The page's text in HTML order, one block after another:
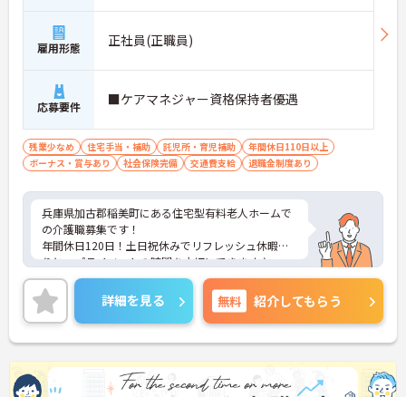
雇用形態 正社員(正職員)
応募要件 ■ケアマネジャー資格保持者優遇
残業少なめ 住宅手当・補助 託児所・育児補助
年間休日110日以上
ボーナス・賞与あり
社会保険完備 交通費支給 退職金制度あり
兵庫県加古郡稲美町にある住宅型有料老人ホームで
の介護職募集です！
年間休日120日！土日祝休みでリフレッシュ休暇あ
りと、プライベートの時間を大切にできます♪
扶養手当、保育手当などもあるので子育てと仕事の
両立を頑張りたい方にもおすすめです◎
ご興味のある方には、面接対策ポイントなど、さら
に詳細をお話しいたしますのでお気軽にご相談くだ
さい！
詳細を見る 無料 紹介してもらう